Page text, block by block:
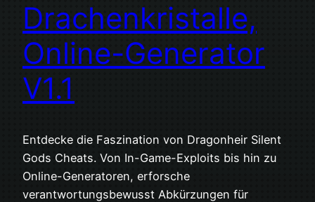
Drachenkristalle,
Online-Generator
V1.1
Entdecke die Faszination von Dragonheir Silent
Gods Cheats. Von In-Game-Exploits bis hin zu
Online-Generatoren, erforsche
verantwortungsbewusst Abkürzungen für